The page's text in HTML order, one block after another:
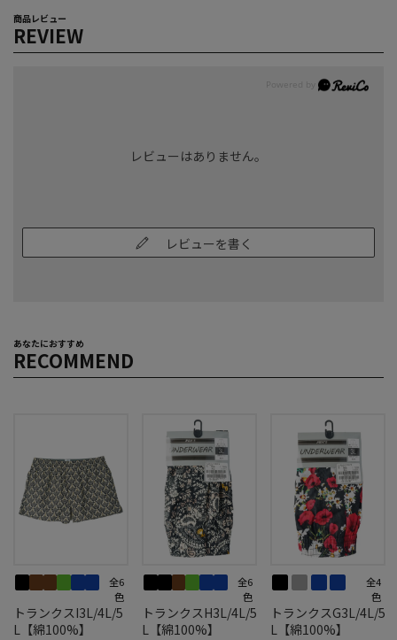
商品レビュー
REVIEW
レビューはありません。
レビューを書く
あなたにおすすめ
RECOMMEND
全6
色
トランクスI3L/4L/5
L【綿100%】
全6
色
トランクスH3L/4L/5
L【綿100%】
全4
色
トランクスG3L/4L/5
L【綿100%】